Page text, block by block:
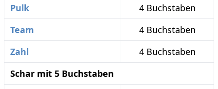
Pulk
4 Buchstaben
Team
4 Buchstaben
Zahl
4 Buchstaben
Schar mit 5 Buchstaben